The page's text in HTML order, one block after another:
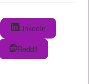
LinkedIn
Reddit